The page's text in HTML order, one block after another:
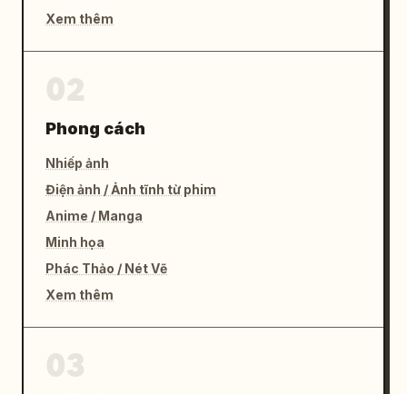
Xem thêm
Phong cách
Nhiếp ảnh
Điện ảnh / Ảnh tĩnh từ phim
Anime / Manga
Minh họa
Phác Thảo / Nét Vẽ
Xem thêm